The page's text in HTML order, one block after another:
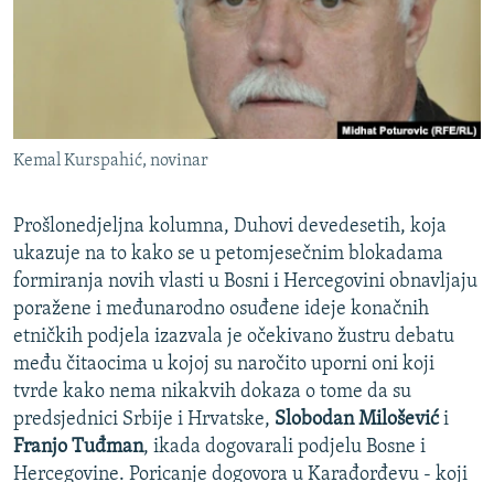
GENOCID U SREBRENICI
TV LIBERTY
POST SCRIPTUM
MOJA EVROPA
TRI DECENIJE OD RATA U BIH
NASTANAK I RASPAD JUGOSLAVIJE
PRATITE NAS
Sve RFE/RL stranice
Kemal Kurspahić, novinar
Prošlonedjeljna kolumna, Duhovi devedesetih, koja
ukazuje na to kako se u petomjesečnim blokadama
formiranja novih vlasti u Bosni i Hercegovini obnavljaju
poražene i međunarodno osuđene ideje konačnih
etničkih podjela izazvala je očekivano žustru debatu
među čitaocima u kojoj su naročito uporni oni koji
tvrde kako nema nikakvih dokaza o tome da su
predsjednici Srbije i Hrvatske, Slobodan Miloševići
Franjo Tuđman, ikada dogovarali podjelu Bosne i
Hercegovine. Poricanje dogovora u Karađorđevu - koji